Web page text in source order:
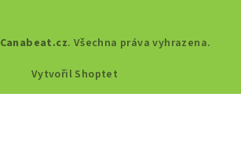
Canabeat.cz. Všechna práva vyhrazena.
Vytvořil Shoptet